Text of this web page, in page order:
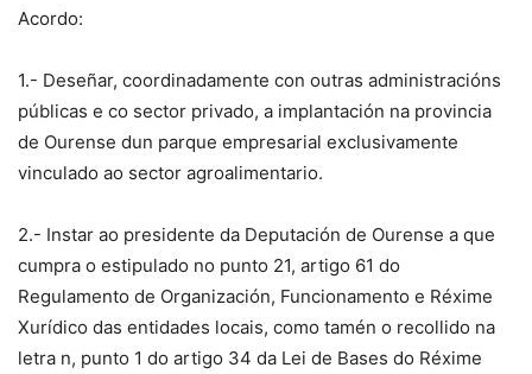
Acordo:
1.- Deseñar, coordinadamente con outras administracións
públicas e co sector privado, a implantación na provincia
de Ourense dun parque empresarial exclusivamente
vinculado ao sector agroalimentario.
2.- Instar ao presidente da Deputación de Ourense a que
cumpra o estipulado no punto 21, artigo 61 do
Regulamento de Organización, Funcionamento e Réxime
Xurídico das entidades locais, como tamén o recollido na
letra n, punto 1 do artigo 34 da Lei de Bases do Réxime